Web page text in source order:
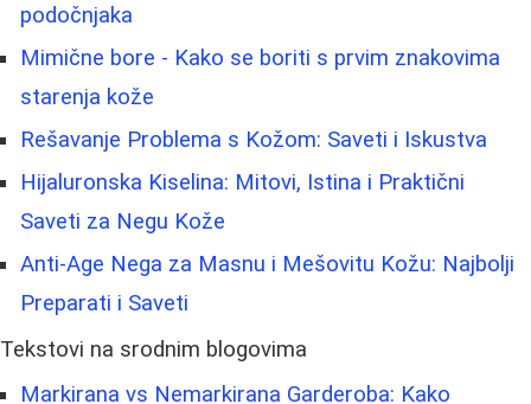
podočnjaka
Mimične bore - Kako se boriti s prvim znakovima
starenja kože
Rešavanje Problema s Kožom: Saveti i Iskustva
Hijaluronska Kiselina: Mitovi, Istina i Praktični
Saveti za Negu Kože
Anti-Age Nega za Masnu i Mešovitu Kožu: Najbolji
Preparati i Saveti
Tekstovi na srodnim blogovima
Markirana vs Nemarkirana Garderoba: Kako